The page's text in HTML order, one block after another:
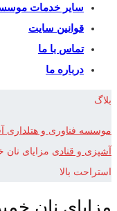
سایر خدمات
قوانین سایت
تماس با ما
درباره ما
بلاگ
موسسه فناوری و هتلداری
آشپزی و قنادی مزایای
استراحت بالا